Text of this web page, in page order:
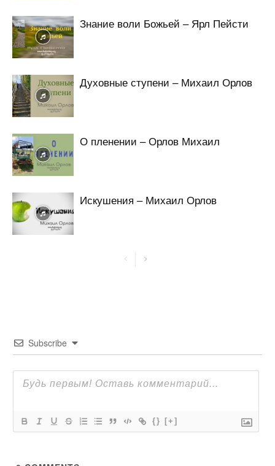
Знание воли Божьей – Ярл Пейсти
Духовные ступени – Михаил Орлов
О пленении – Орлов Михаил
Искушения – Михаил Орлов
Subscribe
{} [+]